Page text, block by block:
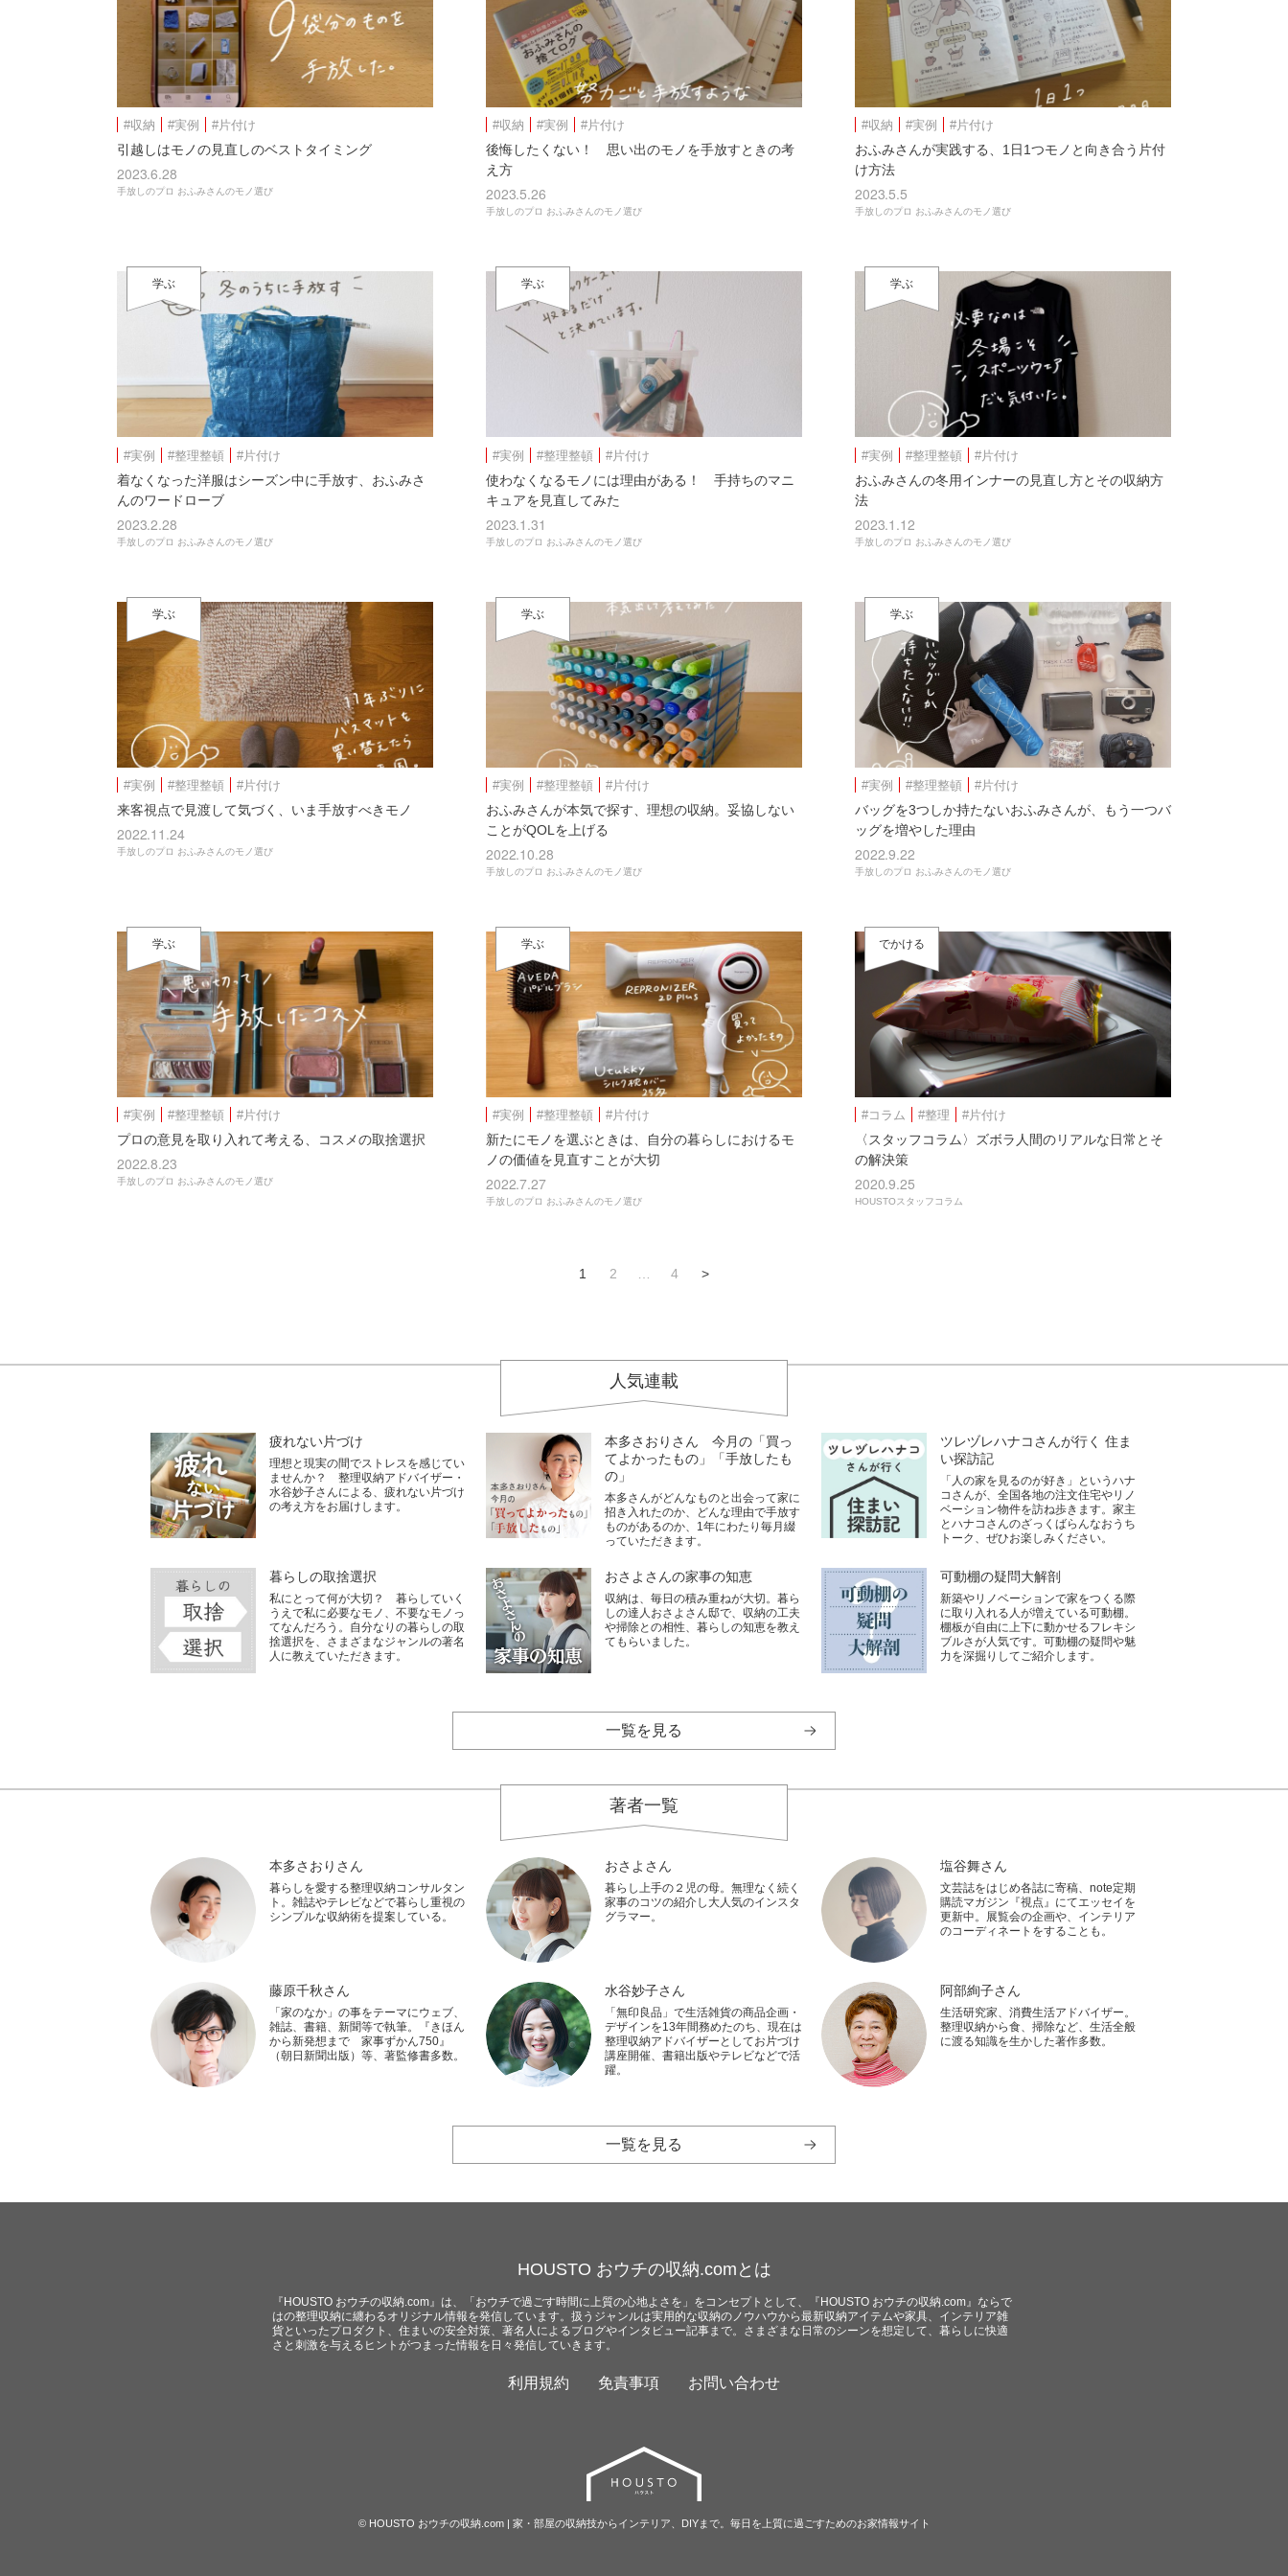
#収納 #実例 #片付け
引越しはモノの見直しのベストタイミング
2023.6.28
手放しのプロ おふみさんのモノ選び
#収納 #実例 #片付け
後悔したくない！ 思い出のモノを手放すときの考
え方
2023.5.26
手放しのプロ おふみさんのモノ選び
#収納 #実例 #片付け
おふみさんが実践する、1日1つモノと向き合う片付
け方法
2023.5.5
手放しのプロ おふみさんのモノ選び
学ぶ
#実例 #整理整頓 #片付け
着なくなった洋服はシーズン中に手放す、おふみさ
んのワードローブ
2023.2.28
手放しのプロ おふみさんのモノ選び
学ぶ
#実例 #整理整頓 #片付け
使わなくなるモノには理由がある！ 手持ちのマニ
キュアを見直してみた
2023.1.31
手放しのプロ おふみさんのモノ選び
学ぶ
#実例 #整理整頓 #片付け
おふみさんの冬用インナーの見直し方とその収納方
法
2023.1.12
手放しのプロ おふみさんのモノ選び
学ぶ
#実例 #整理整頓 #片付け
来客視点で見渡して気づく、いま手放すべきモノ
2022.11.24
手放しのプロ おふみさんのモノ選び
学ぶ
#実例 #整理整頓 #片付け
おふみさんが本気で探す、理想の収納。妥協しない
ことがQOLを上げる
2022.10.28
手放しのプロ おふみさんのモノ選び
学ぶ
#実例 #整理整頓 #片付け
バッグを3つしか持たないおふみさんが、もう一つバ
ッグを増やした理由
2022.9.22
手放しのプロ おふみさんのモノ選び
学ぶ
#実例 #整理整頓 #片付け
プロの意見を取り入れて考える、コスメの取捨選択
2022.8.23
手放しのプロ おふみさんのモノ選び
学ぶ
#実例 #整理整頓 #片付け
新たにモノを選ぶときは、自分の暮らしにおけるモ
ノの価値を見直すことが大切
2022.7.27
手放しのプロ おふみさんのモノ選び
でかける
#コラム #整理 #片付け
〈スタッフコラム〉ズボラ人間のリアルな日常とそ
の解決策
2020.9.25
HOUSTOスタッフコラム
1 2 4 >
人気連載
疲れない片づけ
理想と現実の間でストレスを感じてい
ませんか？ 整理収納アドバイザー・
水谷妙子さんによる、疲れない片づけ
の考え方をお届けします。
本多さおりさん 今月の「買っ
てよかったもの」「手放したも
の」
本多さんがどんなものと出会って家に
招き入れたのか、どんな理由で手放す
ものがあるのか、1年にわたり毎月綴
っていただきます。
ツレヅレハナコさんが行く 住ま
い探訪記
「人の家を見るのが好き」というハナ
コさんが、全国各地の注文住宅やリノ
ベーション物件を訪ね歩きます。家主
とハナコさんのざっくばらんなおうち
トーク、ぜひお楽しみください。
暮らしの取捨選択
私にとって何が大切？ 暮らしていく
うえで私に必要なモノ、不要なモノっ
てなんだろう。自分なりの暮らしの取
捨選択を、さまざまなジャンルの著名
人に教えていただきます。
おさよさんの家事の知恵
収納は、毎日の積み重ねが大切。暮ら
しの達人おさよさん邸で、収納の工夫
や掃除との相性、暮らしの知恵を教え
てもらいました。
可動棚の疑問大解剖
新築やリノベーションで家をつくる際
に取り入れる人が増えている可動棚。
棚板が自由に上下に動かせるフレキシ
ブルさが人気です。可動棚の疑問や魅
力を深掘りしてご紹介します。
一覧を見る
著者一覧
本多さおりさん
暮らしを愛する整理収納コンサルタン
ト。雑誌やテレビなどで暮らし重視の
シンプルな収納術を提案している。
おさよさん
暮らし上手の２児の母。無理なく続く
家事のコツの紹介し大人気のインスタ
グラマー。
塩谷舞さん
文芸誌をはじめ各誌に寄稿、note定期
購読マガジン『視点』にてエッセイを
更新中。展覧会の企画や、インテリア
のコーディネートをすることも。
藤原千秋さん
「家のなか」の事をテーマにウェブ、
雑誌、書籍、新聞等で執筆。『きほん
から新発想まで 家事ずかん750』
（朝日新聞出版）等、著監修書多数。
水谷妙子さん
「無印良品」で生活雑貨の商品企画・
デザインを13年間務めたのち、現在は
整理収納アドバイザーとしてお片づけ
講座開催、書籍出版やテレビなどで活
躍。
阿部絢子さん
生活研究家、消費生活アドバイザー。
整理収納から食、掃除など、生活全般
に渡る知識を生かした著作多数。
一覧を見る
HOUSTO おウチの収納.comとは
『HOUSTO おウチの収納.com』は、「おウチで過ごす時間に上質の心地よさを」をコンセプトとして、『HOUSTO おウチの収納.com』ならで
はの整理収納に纏わるオリジナル情報を発信しています。扱うジャンルは実用的な収納のノウハウから最新収納アイテムや家具、インテリア雑
貨といったプロダクト、住まいの安全対策、著名人によるブログやインタビュー記事まで。さまざまな日常のシーンを想定して、暮らしに快適
さと刺激を与えるヒントがつまった情報を日々発信していきます。
利用規約 免責事項 お問い合わせ
© HOUSTO おウチの収納.com | 家・部屋の収納技からインテリア、DIYまで。毎日を上質に過ごすためのお家情報サイト